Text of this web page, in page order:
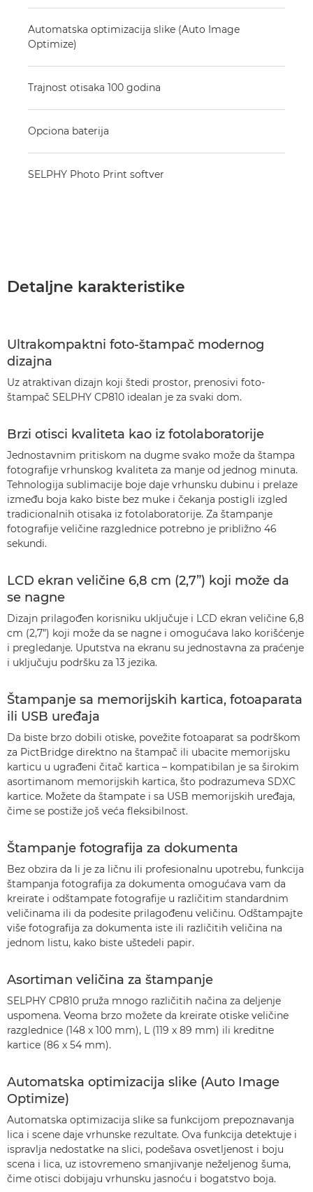
Automatska optimizacija slike (Auto Image
Optimize)
Trajnost otisaka 100 godina
Opciona baterija
SELPHY Photo Print softver
Detaljne karakteristike
Ultrakompaktni foto-štampač modernog
dizajna
Uz atraktivan dizajn koji štedi prostor, prenosivi foto-
štampač SELPHY CP810 idealan je za svaki dom.
Brzi otisci kvaliteta kao iz fotolaboratorije
Jednostavnim pritiskom na dugme svako može da štampa
fotografije vrhunskog kvaliteta za manje od jednog minuta.
Tehnologija sublimacije boje daje vrhunsku dubinu i prelaze
između boja kako biste bez muke i čekanja postigli izgled
tradicionalnih otisaka iz fotolaboratorije. Za štampanje
fotografije veličine razglednice potrebno je približno 46
sekundi.
LCD ekran veličine 6,8 cm (2,7”) koji može da
se nagne
Dizajn prilagođen korisniku uključuje i LCD ekran veličine 6,8
cm (2,7”) koji može da se nagne i omogućava lako korišćenje
i pregledanje. Uputstva na ekranu su jednostavna za praćenje
i uključuju podršku za 13 jezika.
Štampanje sa memorijskih kartica, fotoaparata
ili USB uređaja
Da biste brzo dobili otiske, povežite fotoaparat sa podrškom
za PictBridge direktno na štampač ili ubacite memorijsku
karticu u ugrađeni čitač kartica – kompatibilan je sa širokim
asortimanom memorijskih kartica, što podrazumeva SDXC
kartice. Možete da štampate i sa USB memorijskih uređaja,
čime se postiže još veća fleksibilnost.
Štampanje fotografija za dokumenta
Bez obzira da li je za ličnu ili profesionalnu upotrebu, funkcija
štampanja fotografija za dokumenta omogućava vam da
kreirate i odštampate fotografije u različitim standardnim
veličinama ili da podesite prilagođenu veličinu. Odštampajte
više fotografija za dokumenta iste ili različitih veličina na
jednom listu, kako biste uštedeli papir.
Asortiman veličina za štampanje
SELPHY CP810 pruža mnogo različitih načina za deljenje
uspomena. Veoma brzo možete da kreirate otiske veličine
razglednice (148 x 100 mm), L (119 x 89 mm) ili kreditne
kartice (86 x 54 mm).
Automatska optimizacija slike (Auto Image
Optimize)
Automatska optimizacija slike sa funkcijom prepoznavanja
lica i scene daje vrhunske rezultate. Ova funkcija detektuje i
ispravlja nedostatke na slici, podešava osvetljenost i boju
scena i lica, uz istovremeno smanjivanje neželjenog šuma,
čime otisci dobijaju vrhunsku jasnoću i bogatstvo boja.